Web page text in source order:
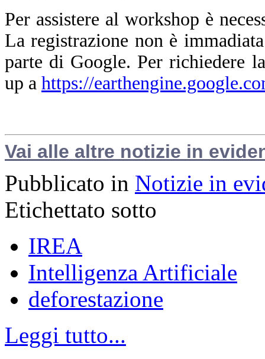
Per assistere al workshop è
La registrazione non è
parte di Google. Per richiedere
up a https://
Vai alle altre notizie in
Pubblicato in Notizie in
Etichettato sotto
IREA
Intelligenza Artificiale
deforestazione
Leggi tutto...